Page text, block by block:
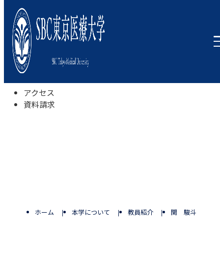
本学について
学びの特色
学部・学科
キャンパスライフ
入試情報
受験相談会
アクセス
資料請求
ホーム 本学について 教員紹介 関 駿斗